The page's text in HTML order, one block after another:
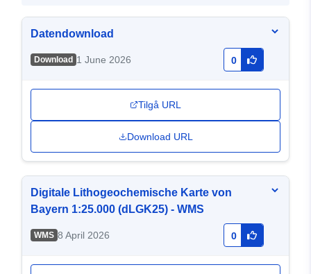
Datendownload
Download 1 June 2026 0
Tilgå URL
Download URL
Digitale Lithogeochemische Karte von
Bayern 1:25.000 (dLGK25) - WMS
WMS 8 April 2026 0